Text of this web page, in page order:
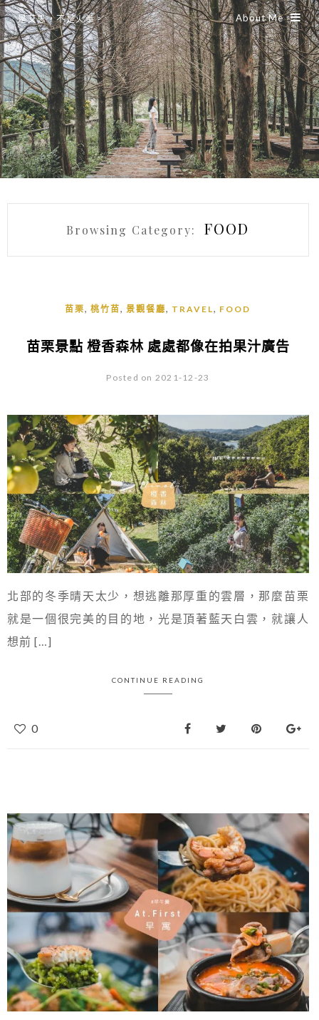
是艾思，不是火拳。 About Me
Browsing Category: FOOD
苗栗,桃竹苗,景觀餐廳, TRAVEL, FOOD
苗栗景點 橙香森林 處處都像在拍果汁廣告
Posted on 2021-12-23
北部的冬季晴天太少，想逃離那厚重的雲層，那麼苗栗
就是一個很完美的目的地，光是頂著藍天白雲，就讓人
想前 […]
CONTINUE READING
0